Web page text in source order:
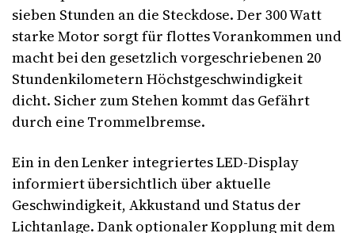
sieben Stunden an die Steckdose. Der 300 Watt
starke Motor sorgt für flottes Vorankommen und
macht bei den gesetzlich vorgeschriebenen 20
Stundenkilometern Höchstgeschwindigkeit
dicht. Sicher zum Stehen kommt das Gefährt
durch eine Trommelbremse.
Ein in den Lenker integriertes LED-Display
informiert übersichtlich über aktuelle
Geschwindigkeit, Akkustand und Status der
Lichtanlage. Dank optionaler Kopplung mit dem